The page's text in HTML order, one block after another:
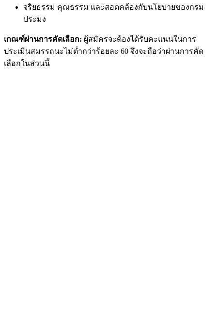
จริยธรรม คุณธรรม และสอดคล้องกับนโยบายของกรม
ประมง
เกณฑ์ผ่านการคัดเลือก: ผู้สมัครจะต้องได้รับคะแนนในการ
ประเมินสมรรถนะไม่ต่ำกว่าร้อยละ 60 จึงจะถือว่าผ่านการคัด
เลือกในส่วนนี้